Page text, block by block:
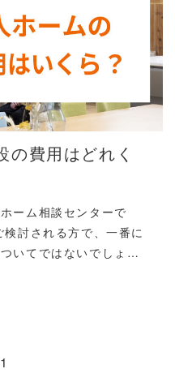
の費用はどれく
ーム相談センターで
討される方で、一番に
いてではないでしょう
するとなるとおおよそ
、またいつお金が必要